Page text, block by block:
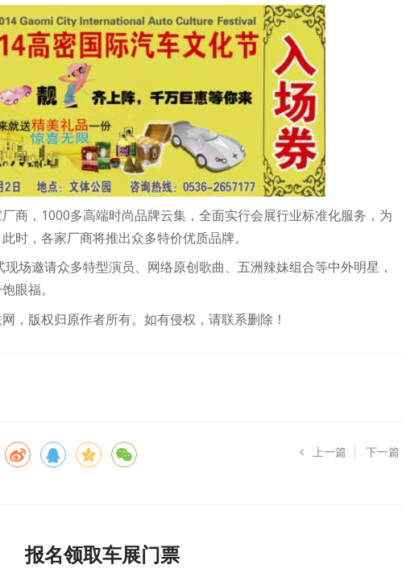
商，1000多高端时尚品牌云集，全面实行会展行业标准化服务，为
时，各家厂商将推出众多特价优质品牌。
场邀请众多特型演员、网络原创歌曲、五洲辣妹组合等中外明星，
眼福。
，版权归原作者所有。如有侵权，请联系删除！
上一篇 下一篇
报名领取车展门票